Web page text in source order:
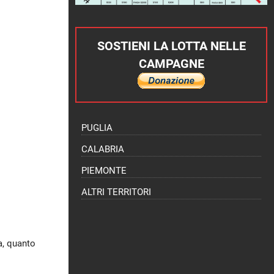
quanto
SOSTIENI LA LOTTA NELLE
CAMPAGNE
PUGLIA
CALABRIA
PIEMONTE
ALTRI TERRITORI